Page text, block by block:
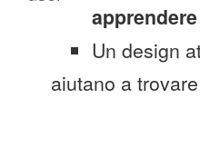
Un design
aiutano a